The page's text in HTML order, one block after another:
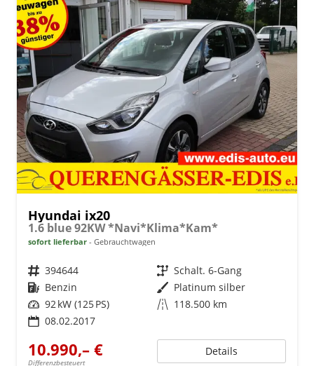
Hyundai ix20
1.6 blue 92KW *Navi*Klima*Kam*
sofort lieferbar Gebrauchtwagen
Fahrzeugnr. 394644 Getriebe Schalt. 6-Gang
Kraftstoff Benzin Außenfarbe Platinum silber
Leistung 92 kW (125 PS) Kilometerstand 118.500 km
08.02.2017
10.990,– €
Differenzbesteuert
Details